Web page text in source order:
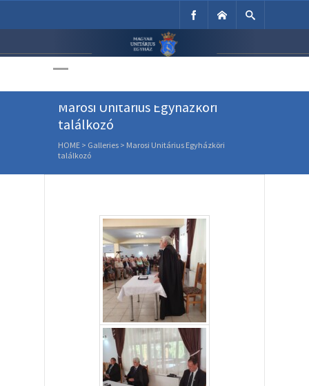
Unitárius Egyház
Marosi Unitárius Egyházköri
találkozó
HOME > Galleries > Marosi Unitárius Egyházköri
találkozó